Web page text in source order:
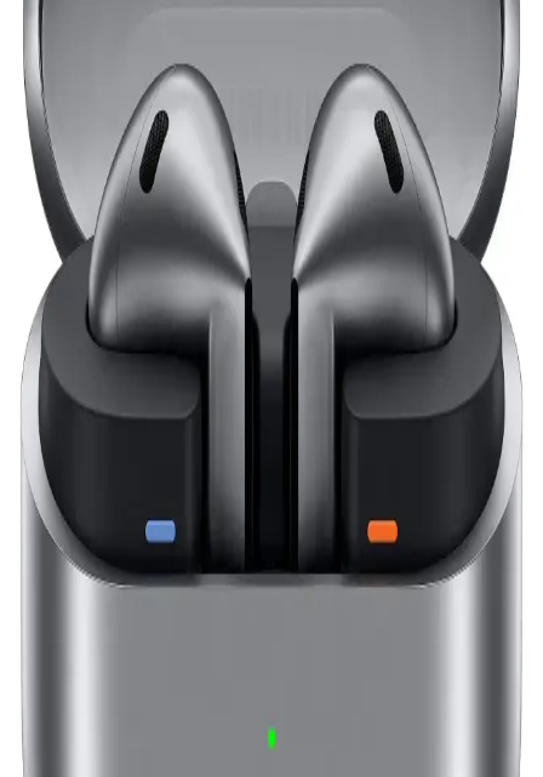
Anker Soundcore Q45, yüksek ses kalitesi, aktif gürültü engelleme,
uzun pil ömrü ve konforlu tasarımıyla öne çıkan kablosuz kulaklık.
Günlük kullanım ve seyahatlerinizde üstün performans sağlar.
Soundcore Space A40: Yüksek Ses Kalitesi ve
Gürültü Engelleme Özellikleriyle Kablosuz Kulaklık
Soundcore Space A40, yüksek ses kalitesi, aktif gürültü engelleme
ve uzun pil ömrü ile günlük kullanım için ideal kablosuz kulaklık
seçeneği sunuyor.
Soundcore Q45 Kulaklık İncelemesi: Ses Kalitesi ve
Teknolojik Özellikler
Soundcore Q45, yüksek ses kalitesi, aktif gürültü engelleme ve uzun
pil ömrü ile öne çıkan kablosuz kulaklık. Konforlu tasarımı ve
gelişmiş bağlantı özellikleriyle günlük kullanım için ideal.
ELROND A+ ve Mor A Kalite Çocuk
Kulaklıklarının Detaylı Karşılaştırması
ELROND A+ ve Mor A çocuk kulaklıkları, tasarım, bağlantı ve
kullanım süreleri açısından karşılaştırıldı. Ses kalitesi ve kullanıcı
yorumlarıyla en iyi seçeneği belirlemek mümkün.
Kulak İçi Kulaklık Seçerken Dikkat Edilmesi